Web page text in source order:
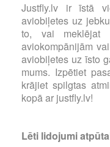
Justfly.lv ir īstā
aviobiļetes uz
to, vai meklējat
aviokompānijām
aviobiļetes uz īsto
mums. Izpētiet
krājiet spilgtas
kopā ar justfly.lv!
Lēti lidojumi